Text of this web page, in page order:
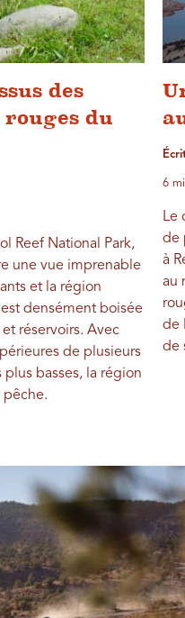
des
rouges du
Reef National Park,
une vue imprenable
et la région
densément boisée
réservoirs. Avec
de plusieurs
basses, la région
pêche.
6
Le
de
à
au
de
de